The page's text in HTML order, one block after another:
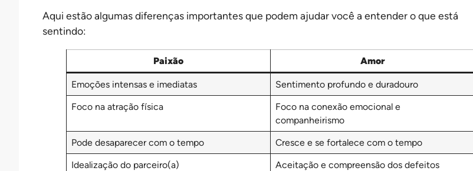
Aqui estão algumas diferenças importantes que podem ajudar você a entender o que está
sentindo:
Paixão Amor
Emoções intensas e imediatas
Sentimento profundo e duradouro
Foco na atração física
Foco na conexão emocional e
companheirismo
Pode desaparecer com o tempo
Cresce e se fortalece com o tempo
Idealização do parceiro(a)
Aceitação e compreensão dos defeitos